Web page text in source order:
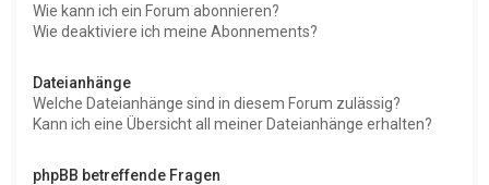
Wie kann ich ein Forum abonnieren?
Wie deaktiviere ich meine Abonnements?
Dateianhänge
Welche Dateianhänge sind in diesem Forum zulässig?
Kann ich eine Übersicht all meiner Dateianhänge erhalten?
phpBB betreffende Fragen